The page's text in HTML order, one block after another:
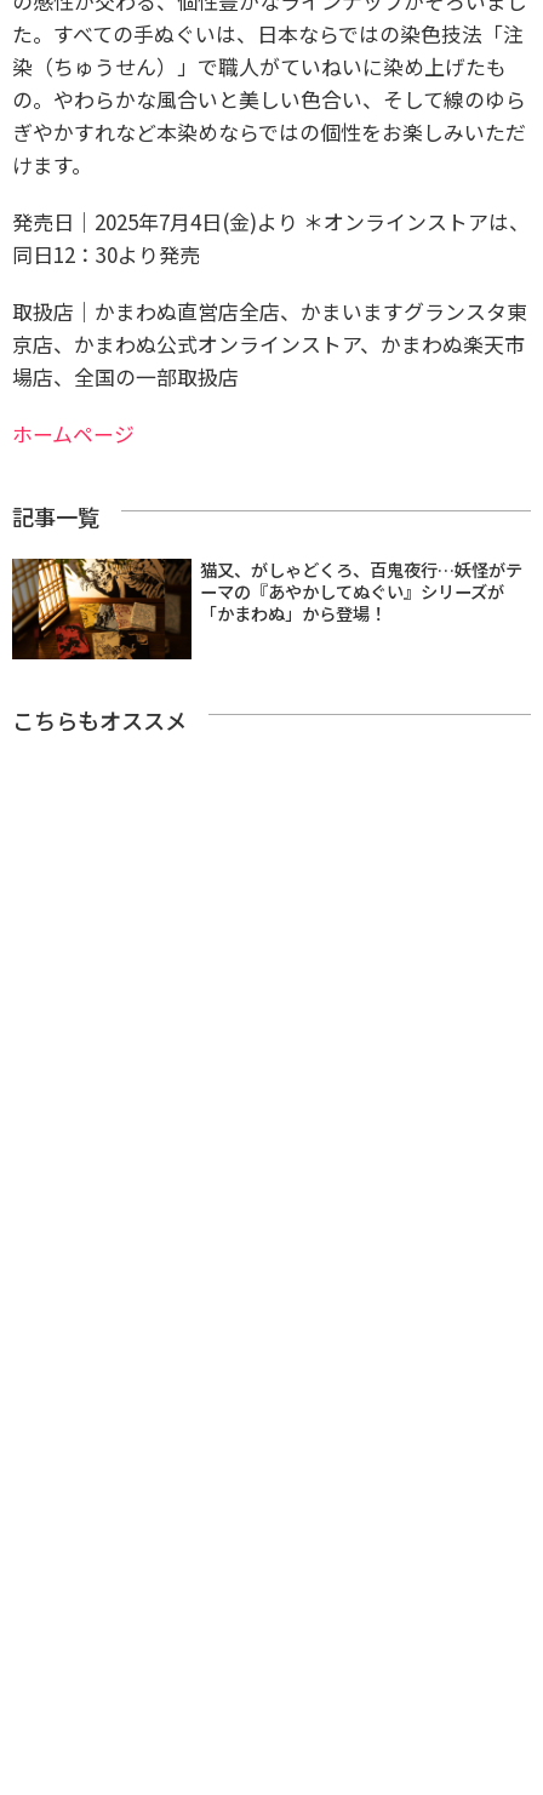
た。すべての手ぬぐいは、日本ならではの染色技法「注
染（ちゅうせん）」で職人がていねいに染め上げたも
の。やわらかな風合いと美しい色合い、そして線のゆら
ぎやかすれなど本染めならではの個性をお楽しみいただ
けます。
発売日｜2025年7月4日(金)より ＊オンラインストアは、
同日12：30より発売
取扱店｜かまわぬ直営店全店、かまいますグランスタ東
京店、かまわぬ公式オンラインストア、かまわぬ楽天市
場店、全国の一部取扱店
ホームページ
記事一覧
猫又、がしゃどくろ、百鬼夜行…妖怪がテ
ーマの『あやかしてぬぐい』シリーズが
「かまわぬ」から登場！
こちらもオススメ